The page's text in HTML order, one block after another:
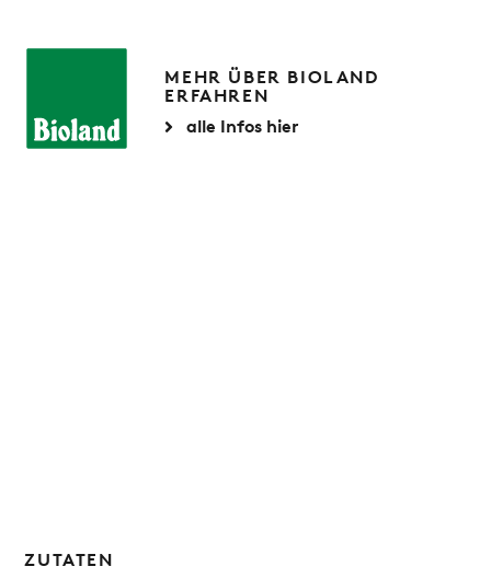
MEHR ÜBER BIOLAND
ERFAHREN
alle Infos hier
ZUTATEN